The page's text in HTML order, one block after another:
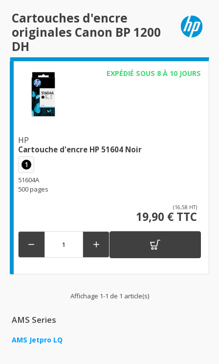
Cartouches d'encre
originales Canon BP 1200
DH
EXPÉDIÉ SOUS 8 À 10 JOURS
HP
Cartouche d'encre HP 51604 Noir
1
51604A
500 pages
(16,58 HT)
19,90 € TTC
 
Affichage 1-1 de 1 article(s)
AMS Series
AMS Jetpro LQ